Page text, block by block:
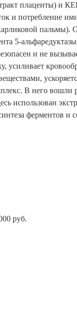
плаценты) и
и потребление
пальмы).
5-
и не
усиливает
В него вошли
использован
ферментов и
руб.